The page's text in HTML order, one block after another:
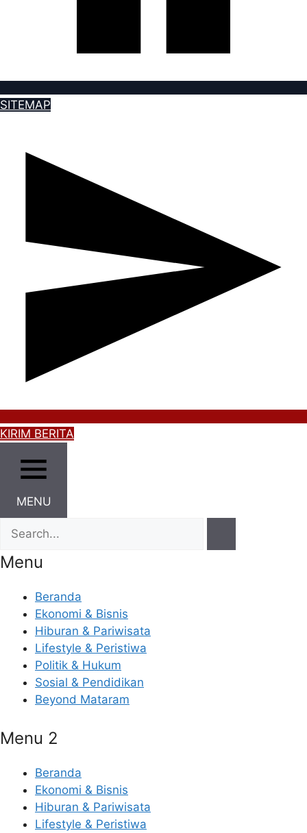
SITEMAP
KIRIM BERITA
MENU
Menu
Beranda
Ekonomi & Bisnis
Hiburan & Pariwisata
Lifestyle & Peristiwa
Politik & Hukum
Sosial & Pendidikan
Beyond Mataram
Menu 2
Beranda
Ekonomi & Bisnis
Hiburan & Pariwisata
Lifestyle & Peristiwa